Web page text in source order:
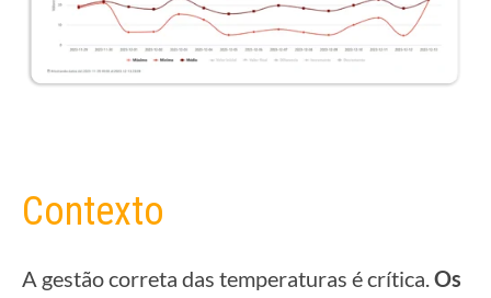
Contexto
A gestão correta das temperaturas é crítica. Os